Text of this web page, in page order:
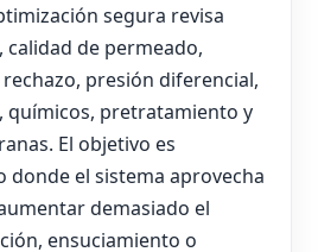
segura revisa
calidad de permeado,
presión diferencial,
químicos, pretratamiento y
El objetivo es
donde el sistema aprovecha
demasiado el
ensuciamiento o